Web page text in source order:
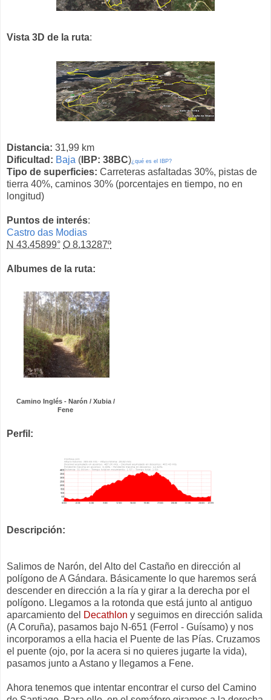
Vista 3D de la ruta:
Distancia: 31,99 km
Dificultad: Baja ( IBP: 38BC)¿qué es el IBP?
Tipo de superficies: Carreteras asfaltadas 30%, pistas de
tierra 40%, caminos 30% (porcentajes en tiempo, no en
longitud)
Puntos de interés:
Castro das Modias
N 43.45899° O 8.13287º
Albumes de la ruta:
Camino Inglés - Narón / Xubia /
Fene
Perfil:
Descripción:
Salimos de Narón, del Alto del Castaño en dirección al
polígono de A Gándara. Básicamente lo que haremos será
descender en dirección a la ría y girar a la derecha por el
polígono. Llegamos a la rotonda que está junto al antiguo
aparcamiento del Decathlon y seguimos en dirección salida
(A Coruña), pasamos bajo N-651 (Ferrol - Guísamo) y nos
incorporamos a ella hacia el Puente de las Pías. Cruzamos
el puente (ojo, por la acera si no quieres jugarte la vida),
pasamos junto a Astano y llegamos a Fene.
Ahora tenemos que intentar encontrar el curso del Camino